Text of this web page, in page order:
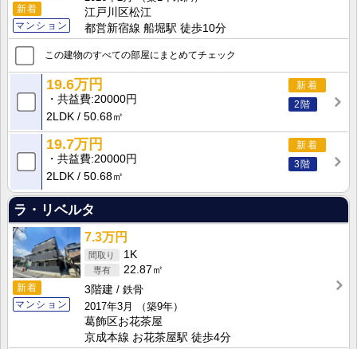
新着
マンション
江戸川区松江
都営新宿線 船堀駅 徒歩10分
この建物のすべての部屋にまとめてチェック
新着
2階
19.6万円
共益費 20000円
2LDK
50.68㎡
新着
3階
19.7万円
共益費 20000円
2LDK
50.68㎡
ラ・リベルタ
新着
マンション
7.3万円
1K
22.87㎡
3階建
鉄骨
2017年3月
（築9年）
葛飾区お花茶屋
京成本線 お花茶屋駅 徒歩4分